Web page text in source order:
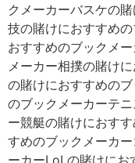
クメーカーバスケの
技の賭けにおすすめ
おすすめのブックメ
メーカー相撲の賭け
の賭けにおすすめの
のブックメーカーテ
ー競艇の賭けにおす
すめのブックメーカ
ーカーLoLの賭けにお